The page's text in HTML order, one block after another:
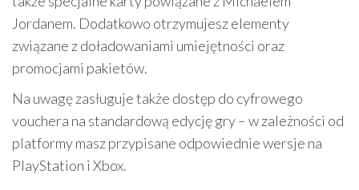
Jordanem. Dodatkowo otrzymujesz elementy
związane z doładowaniami umiejętności oraz
promocjami pakietów.
Na uwagę zasługuje także dostęp do cyfrowego
vouchera na standardową edycję gry – w zależności od
platformy masz przypisane odpowiednie wersje na
PlayStation i Xbox.